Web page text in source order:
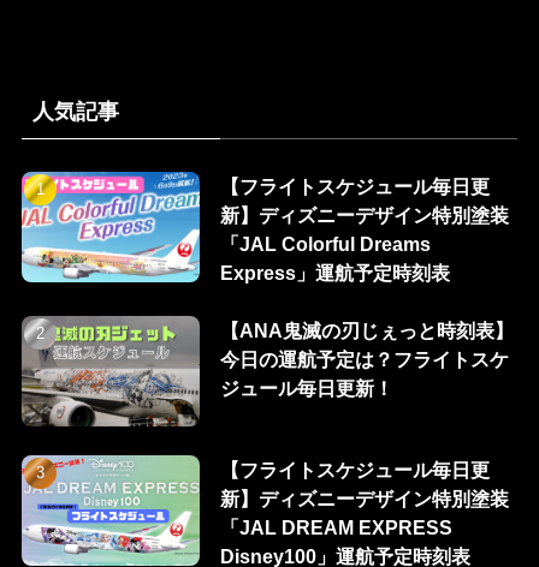
人気記事
【フライトスケジュール毎日更
新】ディズニーデザイン特別塗装
「JAL Colorful Dreams
Express」運航予定時刻表
【ANA鬼滅の刃じぇっと時刻表】
今日の運航予定は？フライトスケ
ジュール毎日更新！
【フライトスケジュール毎日更
新】ディズニーデザイン特別塗装
「JAL DREAM EXPRESS
Disney100」運航予定時刻表